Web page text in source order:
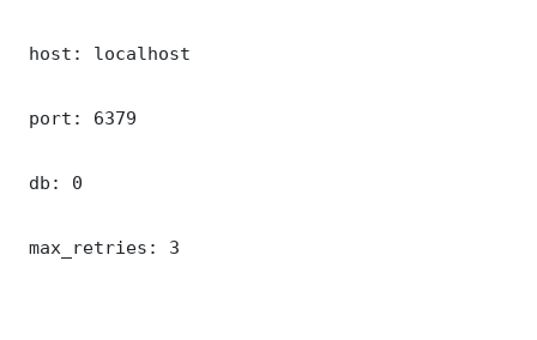
host: localhost
port: 6379
db: 0
max_retries: 3